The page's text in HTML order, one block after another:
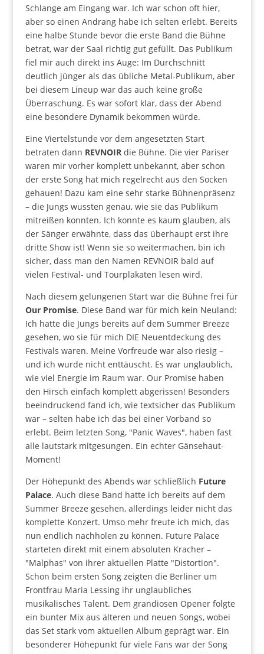
Schlange am Eingang war. Ich war schon oft hier,
aber so einen Andrang habe ich selten erlebt. Bereits
eine halbe Stunde bevor die erste Band die Bühne
betrat, war der Saal richtig gut gefüllt. Das Publikum
fiel mir auch direkt ins Auge: Im Durchschnitt
deutlich jünger als das übliche Metal-Publikum, aber
bei diesem Lineup war das auch keine große
Überraschung. Es war sofort klar, dass der Abend
eine besondere Dynamik bekommen würde.
Eine Viertelstunde vor dem angesetzten Start
betraten dann REVNOIRdie Bühne. Die vier Pariser
waren mir vorher komplett unbekannt, aber schon
der erste Song hat mich regelrecht aus den Socken
gehauen! Dazu kam eine sehr starke Bühnenpräsenz
– die Jungs wussten genau, wie sie das Publikum
mitreißen konnten. Ich konnte es kaum glauben, als
der Sänger erwähnte, dass das überhaupt erst ihre
dritte Show ist! Wenn sie so weitermachen, bin ich
sicher, dass man den Namen REVNOIR bald auf
vielen Festival- und Tourplakaten lesen wird.
Nach diesem gelungenen Start war die Bühne frei für
Our Promise. Diese Band war für mich kein Neuland:
Ich hatte die Jungs bereits auf dem Summer Breeze
gesehen, wo sie für mich DIE Neuentdeckung des
Festivals waren. Meine Vorfreude war also riesig –
und ich wurde nicht enttäuscht. Es war unglaublich,
wie viel Energie im Raum war. Our Promise haben
den Hirsch einfach komplett abgerissen! Besonders
beeindruckend fand ich, wie textsicher das Publikum
war – selten habe ich das bei einer Vorband so
erlebt. Beim letzten Song, "Panic Waves", haben fast
alle lautstark mitgesungen. Ein echter Gänsehaut-
Moment!
Der Höhepunkt des Abends war schließlich Future
Palace. Auch diese Band hatte ich bereits auf dem
Summer Breeze gesehen, allerdings leider nicht das
komplette Konzert. Umso mehr freute ich mich, das
nun endlich nachholen zu können. Future Palace
starteten direkt mit einem absoluten Kracher –
"Malphas" von ihrer aktuellen Platte "Distortion".
Schon beim ersten Song zeigten die Berliner um
Frontfrau Maria Lessing ihr unglaubliches
musikalisches Talent. Dem grandiosen Opener folgte
ein bunter Mix aus älteren und neuen Songs, wobei
das Set stark vom aktuellen Album geprägt war. Ein
besonderer Höhepunkt für viele Fans war der Song